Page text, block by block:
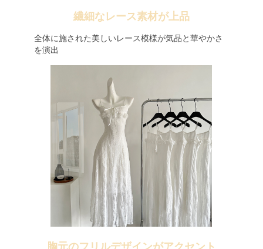
繊細なレース素材が上品
全体に施された美しいレース模様が気品と華やかさ
を演出
胸元のフリルデザインがアクセント